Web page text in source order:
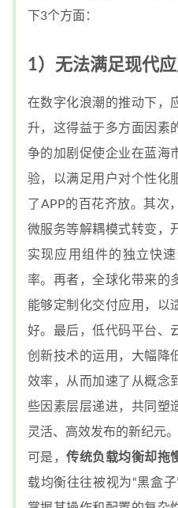
下3个方面：
1）无法满足现代应
在数字化浪潮的推动下，
升，这得益于多方面因素
争的加剧促使企业在蓝海
验，以满足用户对个性化
了APP的百花齐放。其次
微服务等解耦模式转变，
实现应用组件的独立快
率。再者，全球化带来的
能够定制化交付应用，以
好。最后，低代码平台、
创新技术的运用，大幅降
效率，从而加速了从概念
些因素层层递进，共同塑
灵活、高效发布的新纪元。
可是，传统负载均衡却拖
载均衡往往被视为“黑盒